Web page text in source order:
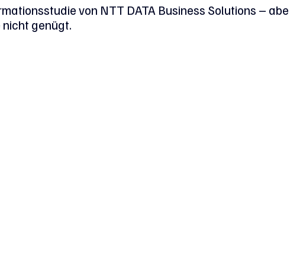
von NTT DATA Business Solutions –
genügt.